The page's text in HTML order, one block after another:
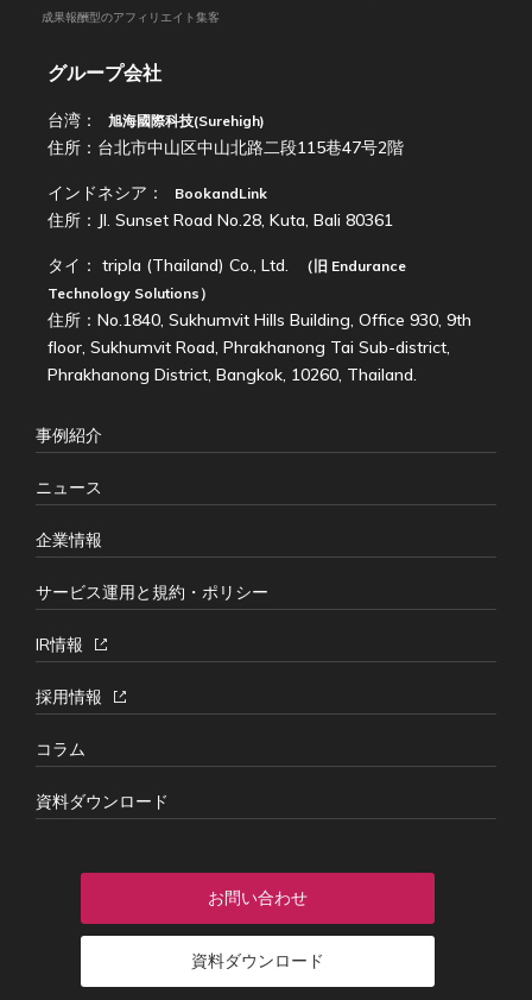
成果報酬型のアフィリエイト集客
グループ会社
台湾： 旭海國際科技(Surehigh)
住所：台北市中山区中山北路二段115巷47号2階
インドネシア： BookandLink
住所：Jl. Sunset Road No.28, Kuta, Bali 80361
タイ： tripla (Thailand) Co., Ltd. （旧 Endurance
Technology Solutions ）
住所：No.1840, Sukhumvit Hills Building, Office 930, 9th
floor, Sukhumvit Road, Phrakhanong Tai Sub-district,
Phrakhanong District, Bangkok, 10260, Thailand.
事例紹介
ニュース
企業情報
サービス運用と規約・ポリシー
IR情報
採用情報
コラム
資料ダウンロード
お問い合わせ
資料ダウンロード